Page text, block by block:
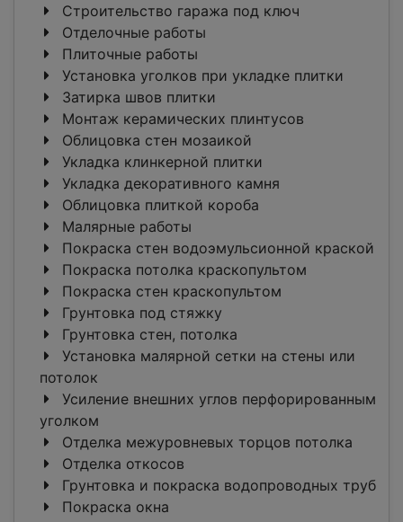
Строительство гаража под ключ
Отделочные работы
Плиточные работы
Установка уголков при укладке плитки
Затирка швов плитки
Монтаж керамических плинтусов
Облицовка стен мозаикой
Укладка клинкерной плитки
Укладка декоративного камня
Облицовка плиткой короба
Малярные работы
Покраска стен водоэмульсионной краской
Покраска потолка краскопультом
Покраска стен краскопультом
Грунтовка под стяжку
Грунтовка стен, потолка
Установка малярной сетки на стены или
потолок
Усиление внешних углов перфорированным
уголком
Отделка межуровневых торцов потолка
Отделка откосов
Грунтовка и покраска водопроводных труб
Покраска окна